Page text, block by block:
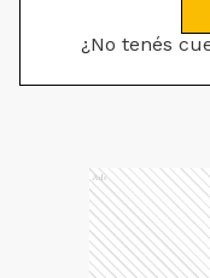
¿No tenés
Ads